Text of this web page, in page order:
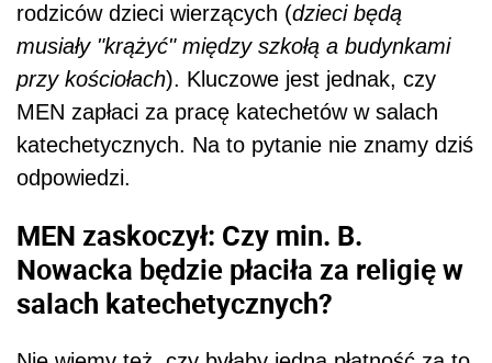
rodziców dzieci wierzących (dzieci będą
musiały "krążyć" między szkołą a budynkami
przy kościołach). Kluczowe jest jednak, czy
MEN zapłaci za pracę katechetów w salach
katechetycznych. Na to pytanie nie znamy dziś
odpowiedzi.
MEN zaskoczył: Czy min. B.
Nowacka będzie płaciła za religię w
salach katechetycznych?